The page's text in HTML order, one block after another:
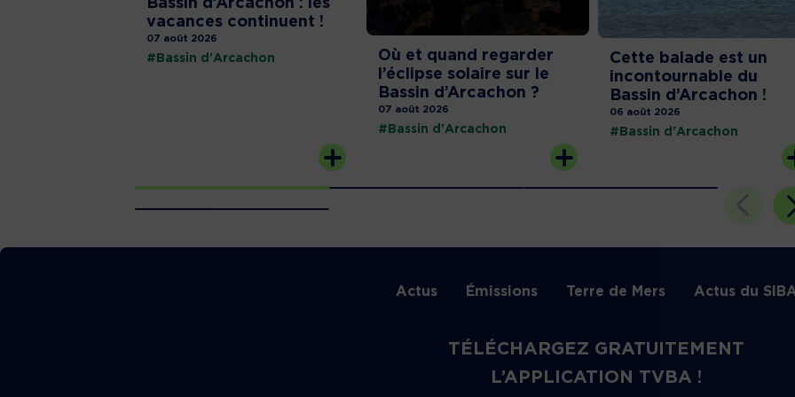
Bassin d’Arcachon : les
vacances continuent !
07 août 2026
#Bassin d'Arcachon
Où et quand regarder
l’éclipse solaire sur le
Bassin d’Arcachon ?
07 août 2026
#Bassin d'Arcachon
Cette balade est un
incontournable du
Bassin d’Arcachon !
06 août 2026
#Bassin d'Arcachon
Actus Émissions Terre de Mers Actus du
TÉLÉCHARGEZ GRATUITEMENT
L’APPLICATION TVBA !